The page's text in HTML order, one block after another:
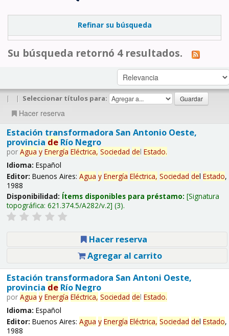
Refinar su búsqueda
Su búsqueda retornó 4 resultados.
| | Seleccionar títulos para:
Hacer reserva
Estación transformadora San Antonio Oeste,
provincia deRío Negro
por Agua y Energía Eléctrica, Sociedad del Estado.
Idioma: Español
Editor: Buenos Aires: Agua y Energía Eléctrica, Sociedad del Estado,
1988
Disponibilidad: Ítems disponibles para préstamo: Signatura
topográfica: 621.374.5/A282/v.2 (3).
Hacer reserva
Agregar al carrito
Estación transformadora San Antoni Oeste,
provincia deRío Negro
por Agua y Energía Eléctrica, Sociedad del Estado.
Idioma: Español
Editor: Buenos Aires: Agua y Energía Eléctrica, Sociedad del Estado,
1988